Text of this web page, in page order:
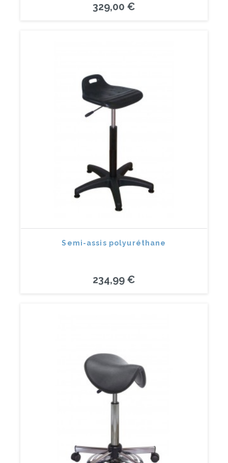
329,00 €
Semi-assis polyuréthane
234,99 €